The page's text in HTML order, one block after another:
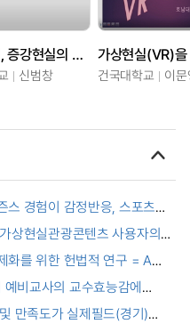
가상현실, 증강현실의 이해와 전망
신범창 건국대학교 이
스 경험이 감정반응, 스포츠
= The Effect of Virtual Reality
on Emotional
Exercise Adherence
상현실관광콘텐츠 사용자의
과
화를 위한 헌법적 연구 = A
proposal for
medicine (CAM)
비교사의 교수효능감에
teaching practice in
teaching efficacy
만족도가 실제필드(경기)